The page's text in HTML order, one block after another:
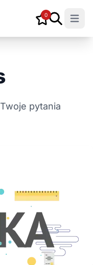
0
Open
pytania